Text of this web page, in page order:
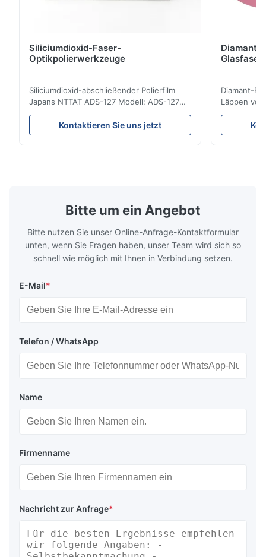
Siliciumdioxid-Faser-
Optikpolierwerkzeuge
Siliciumdioxid-abschließender Polierfilm
Japans NTTAT ADS-127 Modell: ADS-127
Ursprungsort: Japan Schnelles Detail
●Gleichmäßig-gesprühte Partikel auf
überzogener Oberfläche ●Gute Intensität
Kontaktieren Sie uns jetzt
Diamant-
Diamant-
Läppen
von
Bitte um ein Angebot
Bitte nutzen Sie unser Online-Anfrage-Kontaktformular
unten, wenn Sie Fragen haben, unser Team wird sich so
schnell wie möglich mit Ihnen in Verbindung setzen.
E-Mail*
Telefon / WhatsApp
Name
Firmenname
Nachricht zur Anfrage*